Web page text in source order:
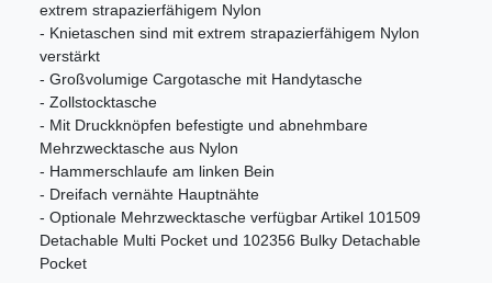
extrem strapazierfähigem Nylon
- Knietaschen sind mit extrem strapazierfähigem Nylon
verstärkt
- Großvolumige Cargotasche mit Handytasche
- Zollstocktasche
- Mit Druckknöpfen befestigte und abnehmbare
Mehrzwecktasche aus Nylon
- Hammerschlaufe am linken Bein
- Dreifach vernähte Hauptnähte
- Optionale Mehrzwecktasche verfügbar Artikel 101509
Detachable Multi Pocket und 102356 Bulky Detachable
Pocket